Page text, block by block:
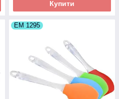
Купити
ЕМ 1295